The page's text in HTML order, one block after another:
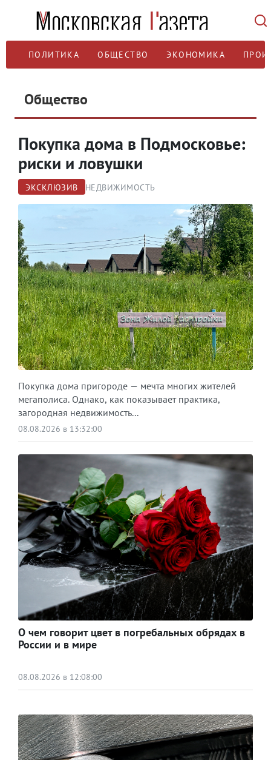
ПОЛИТИКА ОБЩЕСТВО ЭКОНОМИКА
Общество
Покупка дома в Подмосковье:
риски и ловушки
ЭКСКЛЮЗИВ НЕДВИЖИМОСТЬ
Покупка дома пригороде — мечта многих жителей
мегаполиса. Однако, как показывает практика,
загородная недвижимость...
08.08.2026 в 13:32:00
О чем говорит цвет в погребальных обрядах в
России и в мире
08.08.2026 в 12:08:00